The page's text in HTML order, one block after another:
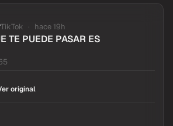
TikTok hace 19h
TE PUEDE PASAR ES